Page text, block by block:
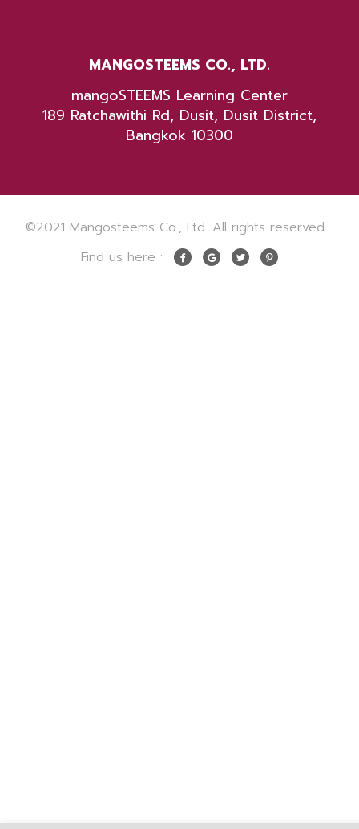
MANGOSTEEMS CO., LTD.
mangoSTEEMS Learning Center
189 Ratchawithi Rd, Dusit, Dusit District,
Bangkok 10300
©2021 Mangosteems Co., Ltd. All rights reserved.
Find us here :